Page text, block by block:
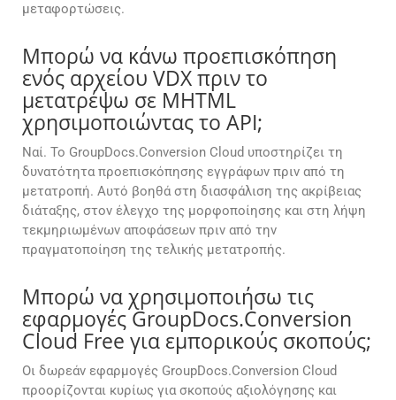
μεταφορτώσεις.
Μπορώ να κάνω προεπισκόπηση
ενός αρχείου VDX πριν το
μετατρέψω σε MHTML
χρησιμοποιώντας το API;
Ναί. Το GroupDocs.Conversion Cloud υποστηρίζει τη
δυνατότητα προεπισκόπησης εγγράφων πριν από τη
μετατροπή. Αυτό βοηθά στη διασφάλιση της ακρίβειας
διάταξης, στον έλεγχο της μορφοποίησης και στη λήψη
τεκμηριωμένων αποφάσεων πριν από την
πραγματοποίηση της τελικής μετατροπής.
Μπορώ να χρησιμοποιήσω τις
εφαρμογές GroupDocs.Conversion
Cloud Free για εμπορικούς σκοπούς;
Οι δωρεάν εφαρμογές GroupDocs.Conversion Cloud
προορίζονται κυρίως για σκοπούς αξιολόγησης και